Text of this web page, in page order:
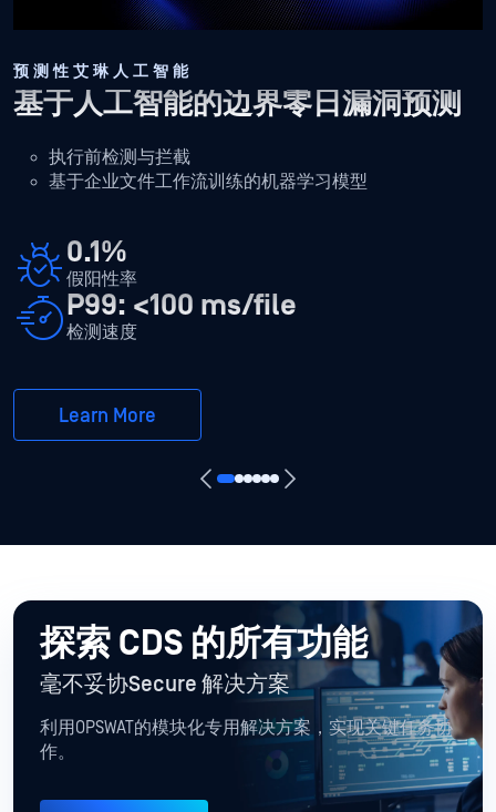
预测性艾琳人工智能
基于人工智能的边界零日漏洞预测
执行前检测与拦截
基于企业文件工作流训练的机器学习模型
0.1%
假阳性率
P99: <100 ms/file
检测速度
Learn More
探索 CDS 的所有功能
毫不妥协Secure 解决方案
利用OPSWAT的模块化专用解决方案，实现关键任务协
作。